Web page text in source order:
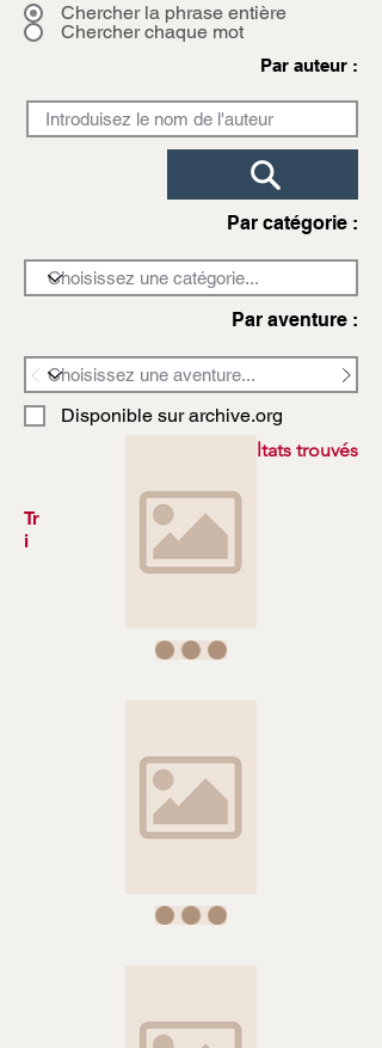
Chercher la phrase entière
Chercher chaque mot
Par auteur :
Par catégorie :
Par aventure :
Disponible sur archive.org
3972 résultats trouvés
Tr
i